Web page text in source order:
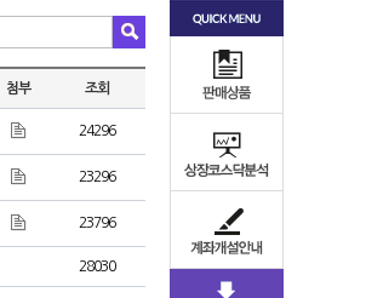
첨부 조회
24296
23296
23796
28030